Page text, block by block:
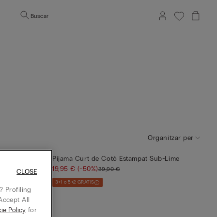
Buscar
Organitzar per
Logotip
Pijama Curt de Cotó Estampat Sub-Lime
19,95 €(-50%)39,90 €
3+1 o 5+2 GRATIS
Profiling
All
Policy for
CLOSE